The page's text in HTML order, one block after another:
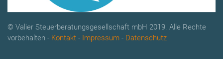
© Valier Steuerberatungsgesellschaft mbH 2019. Alle Rechte
vorbehalten - Kontakt - Impressum - Datenschutz